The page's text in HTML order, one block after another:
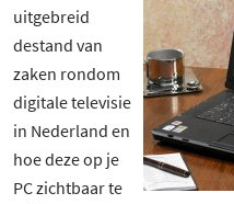
uitgebreid
destand van
zaken rondom
digitale televisie
in Nederland en
hoe deze op je
PC zichtbaar te